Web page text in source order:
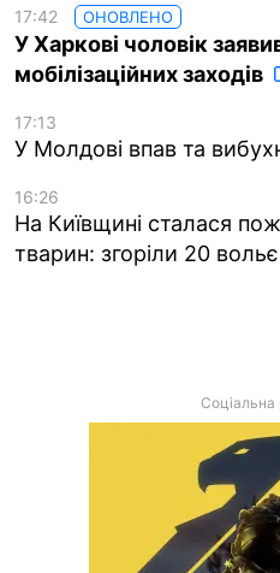
17:42 ОНОВЛЕНО
У Харкові чоловік
мобілізаційних заходів
17:13
У Молдові впав та
16:26
На Київщині сталася
тварин: згоріли 20
Соціальна